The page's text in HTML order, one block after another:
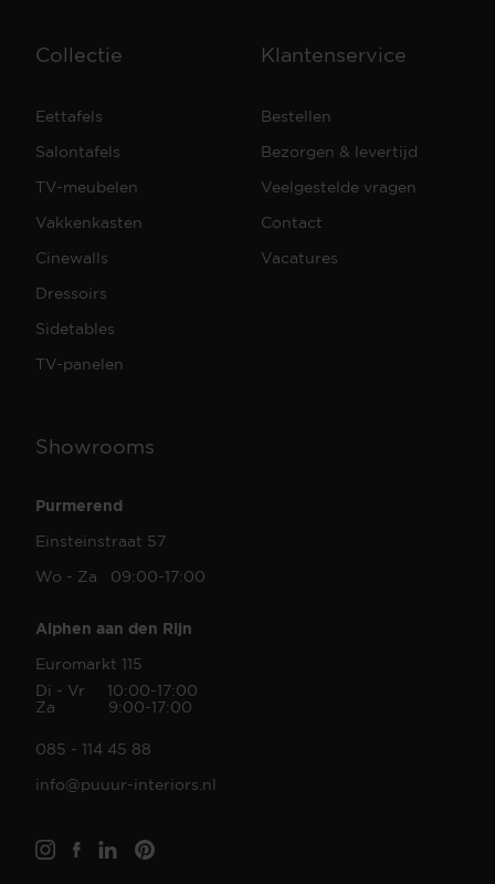
Collectie
Eettafels
Salontafels
TV-meubelen
Vakkenkasten
Cinewalls
Dressoirs
Sidetables
TV-panelen
Klantenservice
Bestellen
Bezorgen & levertijd
Veelgestelde vragen
Contact
Vacatures
Showrooms
Purmerend
Einsteinstraat 57
Wo - Za 09:00-17:00
Alphen aan den Rijn
Euromarkt 115
Di - Vr 10:00-17:00
Za 9:00-17:00
085 - 114 45 88
info@puuur-interiors.nl